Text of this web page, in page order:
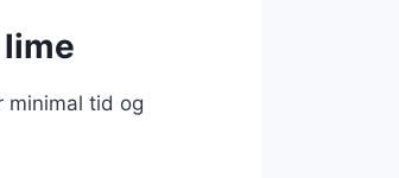
minimal tid og